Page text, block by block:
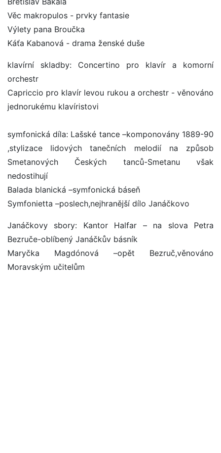
Věc makropulos - prvky fantasie
Výlety pana Broučka
Káťa Kabanová - drama ženské duše
klavírní skladby: Concertino pro klavír a komorní
orchestr
Capriccio pro klavír levou rukou a orchestr - věnováno
jednorukému klavíristovi
symfonická díla: Lašské tance –komponovány 1889-90
,stylizace lidových tanečních melodií na způsob
Smetanových Českých tanců-Smetanu však
nedostihují
Balada blanická –symfonická báseň
Symfonietta –poslech,nejhranější dílo Janáčkovo
Janáčkovy sbory: Kantor Halfar – na slova Petra
Bezruče-oblíbený Janáčkův básník
Maryčka Magdónová –opět Bezruč,věnováno
Moravským učitelům